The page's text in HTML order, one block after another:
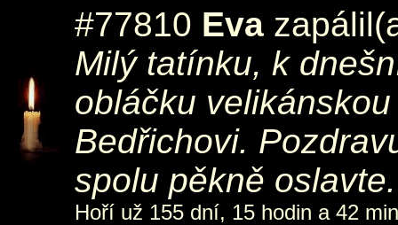
#77810 Eva
Milý tatínku, k
obláčku
Bedřichovi.
spolu pěkně
Hoří už 155 dní, 15 hodin a 42